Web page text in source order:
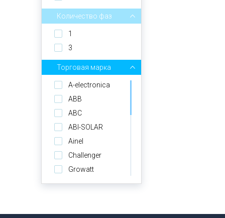
Количество фаз
1
3
Торговая марка
A-electronica
ABB
ABC
ABI-SOLAR
Ainel
Challenger
Growatt
GS Solar